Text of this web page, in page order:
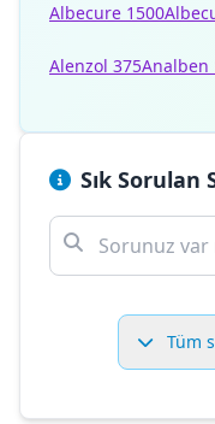
Albecure 1500
Alenzol 375Analben
Sık Sorulan
Tüm